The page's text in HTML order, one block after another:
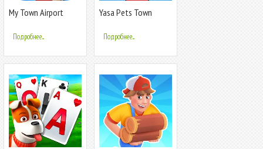
My Town Airport
Подробнее...
Yasa Pets Town
Подробнее...